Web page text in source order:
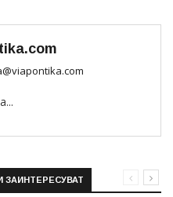
ЗАИНТЕРЕСУВАТ